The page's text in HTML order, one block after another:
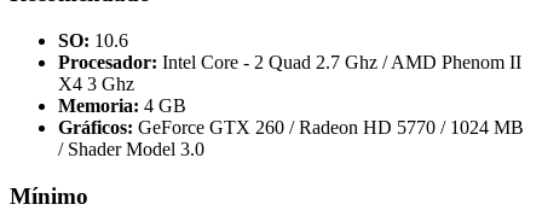
SO: 10.6
Procesador: Intel Core - 2 Quad 2.7 Ghz / AMD Phenom II
X4 3 Ghz
Memoria: 4 GB
Gráficos: GeForce GTX 260 / Radeon HD 5770 / 1024 MB
/ Shader Model 3.0
Mínimo